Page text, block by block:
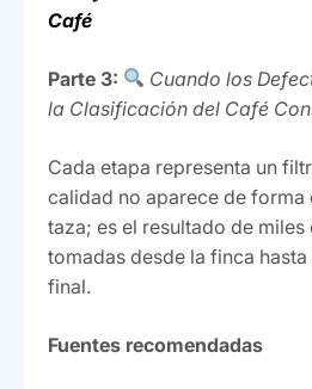
Café
Parte 3:
Cuando los
la Clasificación del Café
Cada etapa representa un
calidad no aparece de forma
taza; es el resultado de
tomadas desde la finca
final.
Fuentes recomendadas